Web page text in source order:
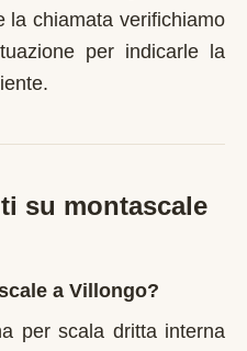
la chiamata verifichiamo
per indicarle la
su montascale
a Villongo?
per scala dritta interna